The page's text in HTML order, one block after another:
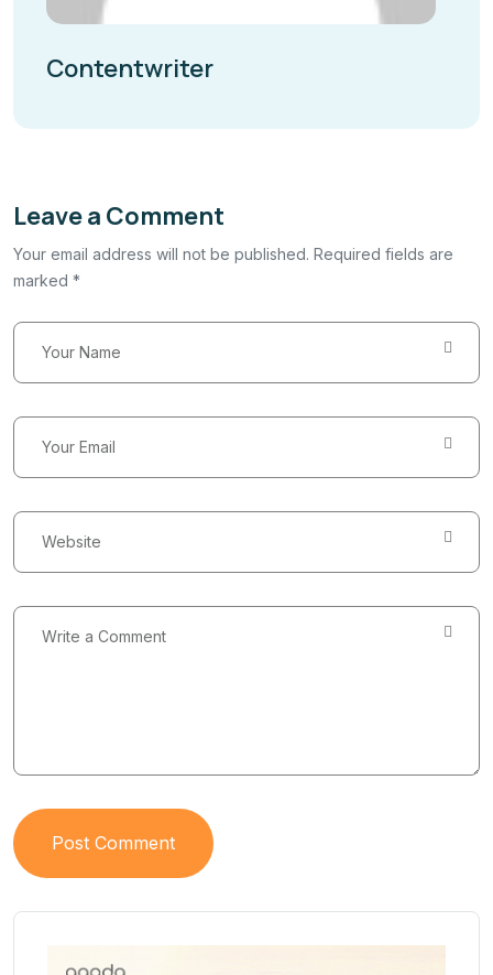
Contentwriter
Leave a Comment
Your email address will not be published. Required fields are
marked *
Post Comment